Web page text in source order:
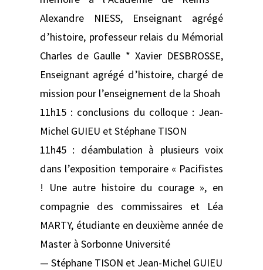
Alexandre NIESS, Enseignant agrégé
d’histoire, professeur relais du Mémorial
Charles de Gaulle * Xavier DESBROSSE,
Enseignant agrégé d’histoire, chargé de
mission pour l’enseignement de la Shoah
11h15 : conclusions du colloque : Jean-
Michel GUIEU et Stéphane TISON
11h45 : déambulation à plusieurs voix
dans l’exposition temporaire « Pacifistes
! Une autre histoire du courage », en
compagnie des commissaires et Léa
MARTY, étudiante en deuxième année de
Master à Sorbonne Université
— Stéphane TISON et Jean-Michel GUIEU